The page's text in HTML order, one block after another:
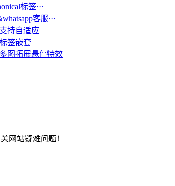
标签···
客服···
持自适应
签嵌套
图拓展悬停特效
网站疑难问题！